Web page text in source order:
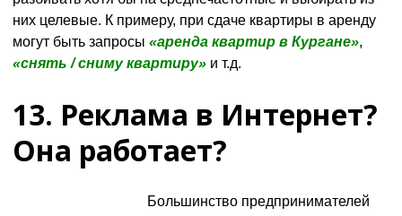
них целевые. К примеру, при сдаче квартиры в аренду
могут быть запросы«аренда квартир в Кургане»,
«снять / сниму квартиру» и т.д.
13. Реклама в Интернет?
Она работает?
Большинство предпринимателей